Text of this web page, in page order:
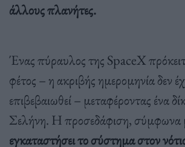
άλλους πλανήτες.
Ένας πύραυλος της SpaceX
φέτος – η ακριβής ημερομηνία δεν
επιβεβαιωθεί – μεταφέροντας ένα
Σελήνη. Η προσεδάφιση,
εγκαταστήσει το σύστημα στον